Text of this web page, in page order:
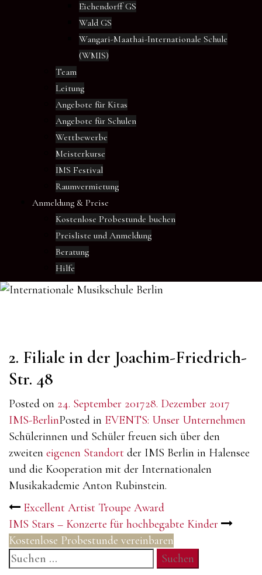
Eichendorff GS
Wald GS
Wangari-Maathai-Internationale Schule
(WMIS)
Team
Leitung
Angebote für Kitas
Angebote für Schulen
Wettbewerbe
Meisterkurse
IMS Festival
Raumvermietung
Anmeldung & Preise
Kostenlose Probestunde buchen
Preisliste und Anmeldung
Beratung
Hilfe
2. Filiale in der Joachim-Friedrich-
Str. 48
Posted on 24. September 201728. Dezember 2017
IMS-BerlinPosted in EVENTS: Unser Unternehmen
Schülerinnen und Schüler freuen sich über den
zweiten eigenen Standort der IMS Berlin in Halensee
und die Kooperation mit der Internationalen
Musikakademie Anton Rubinstein.
Post
navigation
Excellent Artist Troupe Award
IMS Stars – Konzerte für hochbegabte Kinder
Kostenlose Probestunde vereinbaren
Suchen